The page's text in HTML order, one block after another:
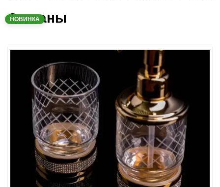
Стаканы
НОВИНКА